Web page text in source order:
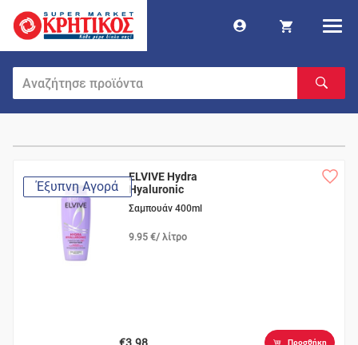
Έξυπνη Αγορά
ELVIVE Hydra
Hyaluronic
Σαμπουάν 400ml
9.95 €/ λίτρο
Προσθήκη